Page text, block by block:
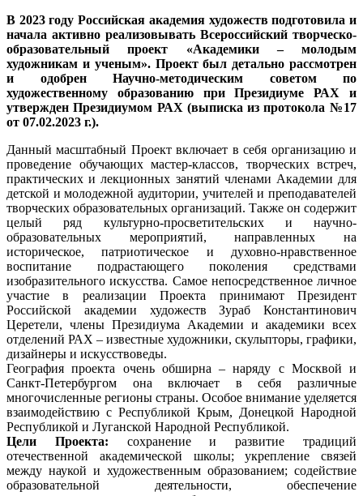
В 2023 году Российская академия художеств подготовила и
начала активно реализовывать Всероссийский творческо-
образовательный проект «Академики – молодым
художникам и ученым». Проект был детально рассмотрен
и одобрен Научно-методическим советом по
художественному образованию при Президиуме РАХ и
утвержден Президиумом РАХ (выписка из протокола №17
от 07.02.2023 г.).
Данный масштабный Проект включает в себя организацию и
проведение обучающих мастер-классов, творческих встреч,
практических и лекционных занятий членами Академии для
детской и молодежной аудитории, учителей и преподавателей
творческих образовательных организаций. Также он содержит
целый ряд культурно-просветительских и научно-
образовательных мероприятий, направленных на
историческое, патриотическое и духовно-нравственное
воспитание подрастающего поколения средствами
изобразительного искусства. Самое непосредственное личное
участие в реализации Проекта принимают Президент
Российской академии художеств Зураб Константинович
Церетели, члены Президиума Академии и академики всех
отделений РАХ – известные художники, скульпторы, графики,
дизайнеры и искусствоведы.
География проекта очень обширна – наряду с Москвой и
Санкт-Петербургом она включает в себя различные
многочисленные регионы страны. Особое внимание уделяется
взаимодействию с Республикой Крым, Донецкой Народной
Республикой и Луганской Народной Республикой.
Цели Проекта: сохранение и развитие традиций
отечественной академической школы; укрепление связей
между наукой и художественным образованием; содействие
образовательной деятельности, обеспечение